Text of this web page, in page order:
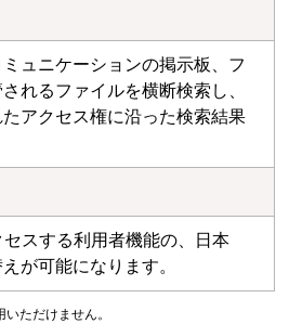
ュニケーションの掲示板、フ
れるファイルを横断検索し、
アクセス権に沿った検索結果
スする利用者機能の、日本
が可能になります。
ただけません。